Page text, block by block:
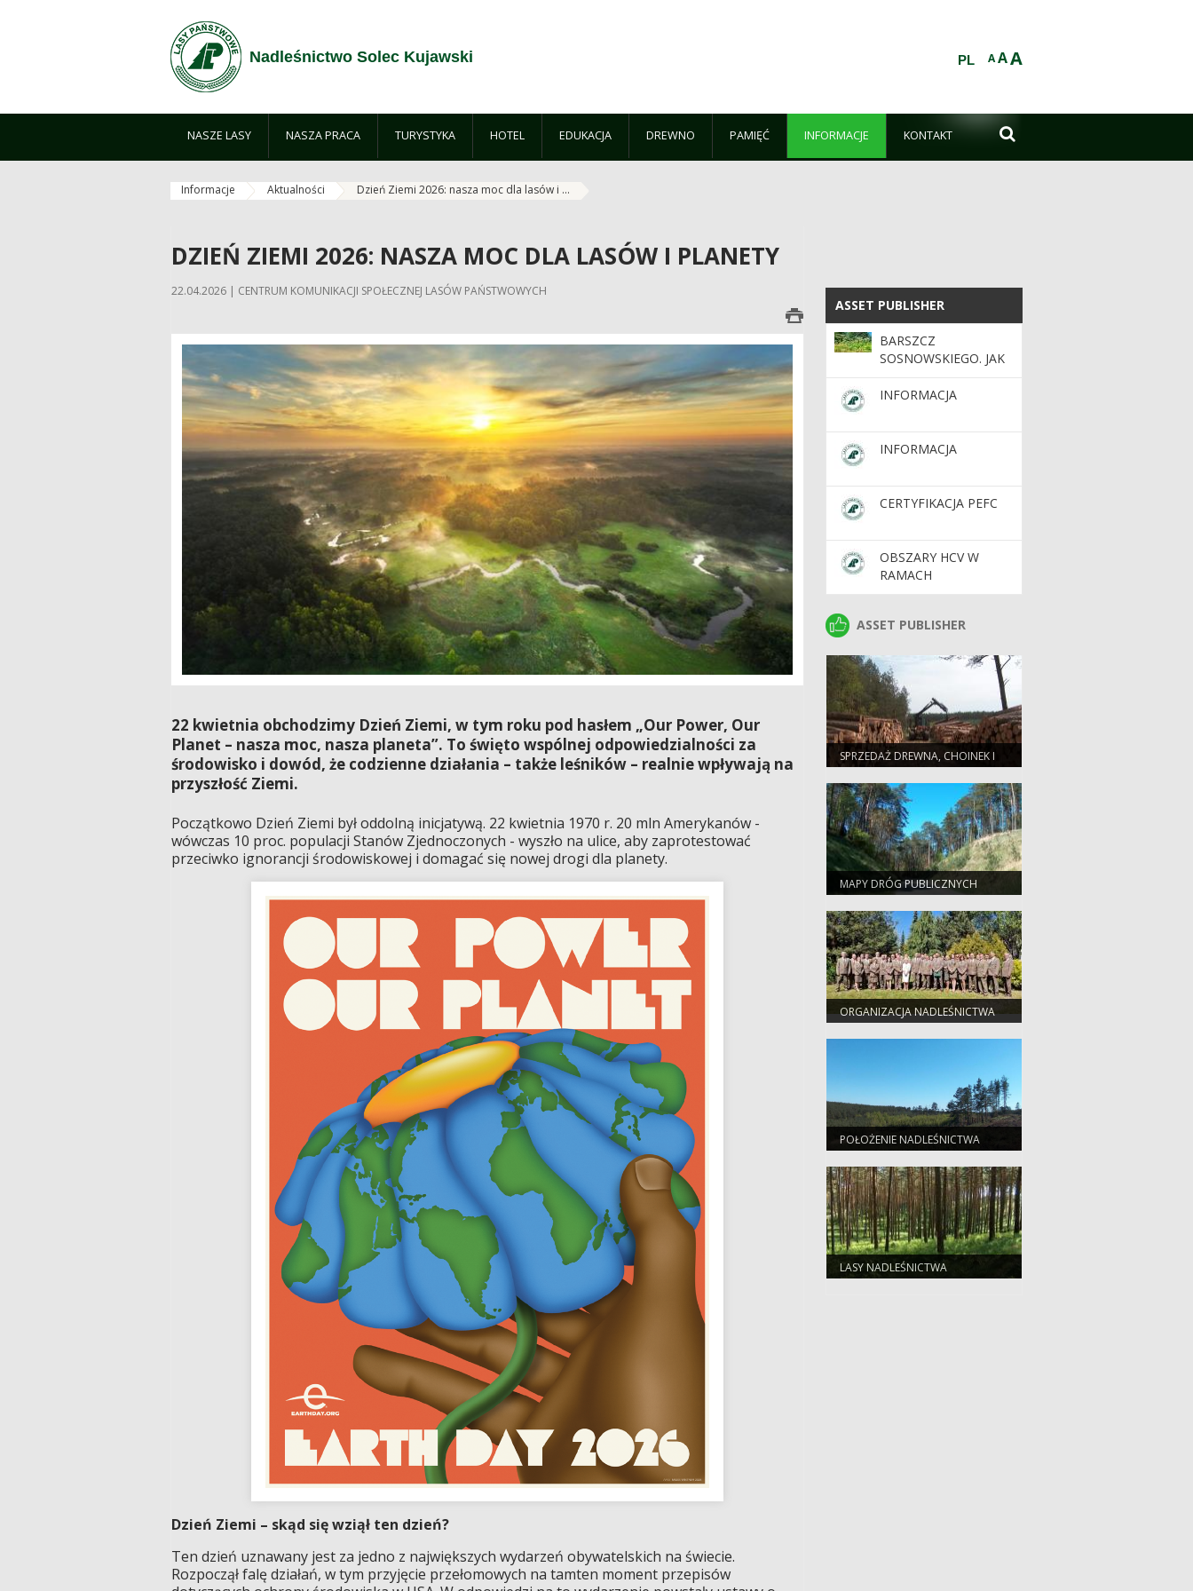
Nadleśnictwo Solec Kujawski AAA
PL
NASZE LASY NASZA PRACA TURYSTYKA HOTEL EDUKACJA DREWNO PAMIĘĆ INFORMACJE KONTAKT 
Informacje Aktualności Dzień Ziemi 2026: nasza moc dla lasów i ...
DZIEŃ ZIEMI 2026: NASZA MOC DLA LASÓW I PLANETY
22.04.2026 | CENTRUM KOMUNIKACJI SPOŁECZNEJ LASÓW PAŃSTWOWYCH
22 kwietnia obchodzimy Dzień Ziemi, w tym roku pod hasłem „Our Power, Our
Planet – nasza moc, nasza planeta”. To święto wspólnej odpowiedzialności za
środowisko i dowód, że codzienne działania – także leśników – realnie wpływają na
przyszłość Ziemi.
Początkowo Dzień Ziemi był oddolną inicjatywą. 22 kwietnia 1970 r. 20 mln Amerykanów -
wówczas 10 proc. populacji Stanów Zjednoczonych - wyszło na ulice, aby zaprotestować
przeciwko ignorancji środowiskowej i domagać się nowej drogi dla planety.
Dzień Ziemi – skąd się wziął ten dzień?
Ten dzień uznawany jest za jedno z największych wydarzeń obywatelskich na świecie.
Rozpoczął falę działań, w tym przyjęcie przełomowych na tamten moment przepisów
ASSET PUBLISHER
ASSET PUBLISHER
BARSZCZ
SOSNOWSKIEGO. JAK
SIĘ PRZED NIM
CHRONIĆ?
INFORMACJA
INFORMACJA
CERTYFIKACJA PEFC
OBSZARY HCV W
RAMACH
CERTYFIKATU FSC -
SPOŁECZNE
ASSET PUBLISHER
ASSET PUBLISHER
SPRZEDAŻ DREWNA, CHOINEK I
SADZONEK
MAPY DRÓG PUBLICZNYCH
ORGANIZACJA NADLEŚNICTWA
POŁOŻENIE NADLEŚNICTWA
LASY NADLEŚNICTWA